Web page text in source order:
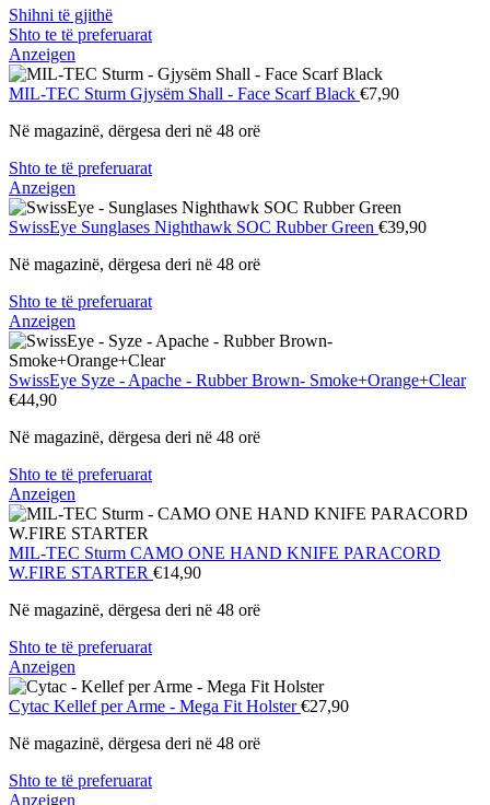
Shihni të gjithë
Shto te të preferuarat
Anzeigen
MIL-TEC Sturm Gjysëm Shall - Face Scarf Black €7,90
Në magazinë, dërgesa deri në 48 orë
Shto te të preferuarat
Anzeigen
SwissEye Sunglases Nighthawk SOC Rubber Green €39,90
Në magazinë, dërgesa deri në 48 orë
Shto te të preferuarat
Anzeigen
SwissEye Syze - Apache - Rubber Brown- Smoke+Orange+Clear
€44,90
Në magazinë, dërgesa deri në 48 orë
Shto te të preferuarat
Anzeigen
MIL-TEC Sturm CAMO ONE HAND KNIFE PARACORD
W.FIRE STARTER €14,90
Në magazinë, dërgesa deri në 48 orë
Shto te të preferuarat
Anzeigen
Cytac Kellef per Arme - Mega Fit Holster €27,90
Në magazinë, dërgesa deri në 48 orë
Shto te të preferuarat
Anzeigen